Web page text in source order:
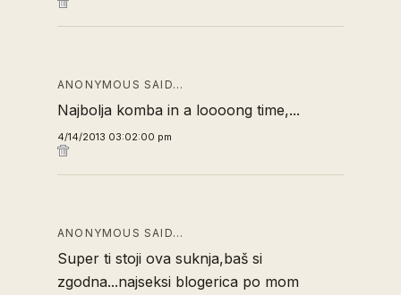
ANONYMOUS SAID…
Najbolja komba in a loooong time,...
4/14/2013 03:02:00 pm
ANONYMOUS SAID…
Super ti stoji ova suknja,baš si
zgodna...najseksi blogerica po mom